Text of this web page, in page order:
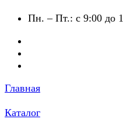
Пн. – Пт.: с 9:00 до
Главная
Каталог